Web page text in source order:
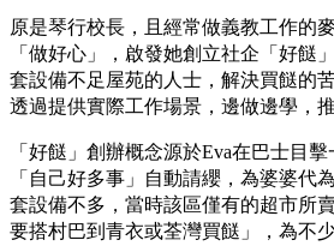
原是琴行校長，且經常做義教工作的
「做好心」，啟發她創立社企「好餸
套設備不足屋苑的人士，解決買餸的
透過提供實際工作場景，邊做邊學，
「好餸」創辦概念源於Eva在巴士目
「自己好多事」自動請纓，為婆婆代
套設備不多，當時該區僅有的超市所
要搭村巴到青衣或荃灣買餸」，為不